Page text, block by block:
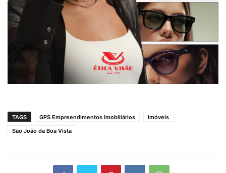
TAGS GPS Empreendimentos Imobiliários
Imóveis
São João da Boa Vista